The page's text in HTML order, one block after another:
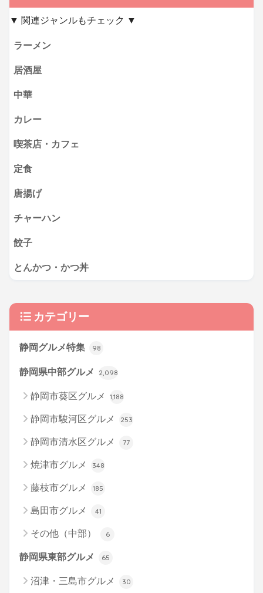
▼ 関連ジャンルもチェック ▼
ラーメン
居酒屋
中華
カレー
喫茶店・カフェ
定食
唐揚げ
チャーハン
餃子
とんかつ・かつ丼
カテゴリー
静岡グルメ特集 98
静岡県中部グルメ 2,098
静岡市葵区グルメ 1,188
静岡市駿河区グルメ 253
静岡市清水区グルメ 77
焼津市グルメ 348
藤枝市グルメ 185
島田市グルメ 41
その他（中部） 6
静岡県東部グルメ 65
沼津・三島市グルメ 30